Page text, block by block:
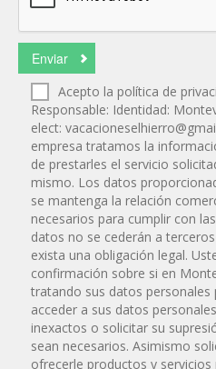
Acepto la política de
Responsable: Identidad:
elect:
empresa tratamos la
de prestarles el servicio
mismo. Los datos
se mantenga la relación
necesarios para cumplir con
datos no se cederán a
exista una obligación legal.
confirmación sobre si en
tratando sus datos
acceder a sus datos
inexactos o solicitar su
sean necesarios. Asimismo
ofrecerle productos y